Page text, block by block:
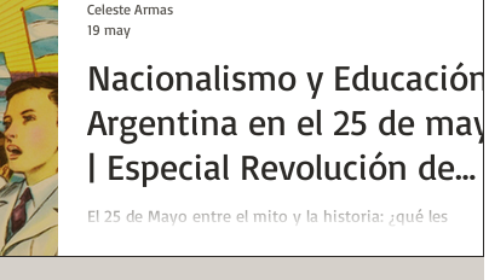
Nacionalismo y Educación
Argentina en el 25 de mayo
| Especial Revolución de
Mayo | Huellas de la
Historia
El 25 de Mayo entre el mito y la historia: ¿qué les
Celeste Armas
19 may